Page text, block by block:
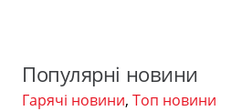
Популярні новини
Гарячі новини, Топ новини